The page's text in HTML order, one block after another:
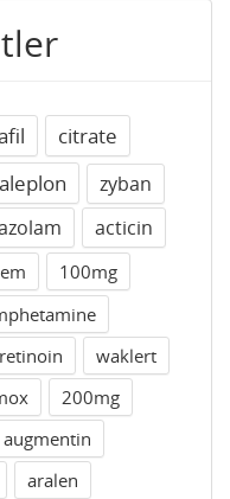
citrate
zyban
acticin
100mg
waklert
200mg
augmentin
aralen